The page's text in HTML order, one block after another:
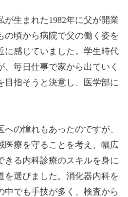
が生まれた1982年に父が開業
の頃から病院で父の働く姿を
に感じていました。学生時代
、毎日仕事で家から出ていく
目指そうと決意し、医学部に
の憧れもあったのですが、
医療を守ることを考え、幅広
きる内科診療のスキルを身に
を選びました。消化器内科を
中でも手技が多く、検査から